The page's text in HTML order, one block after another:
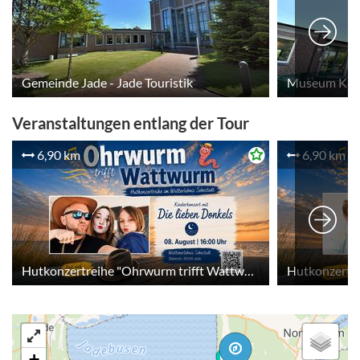
Gemeinde Jade - Jade Touristik Museum
Veranstaltungen entlang der Tour
6,90 km 6,90 km
2
3 2